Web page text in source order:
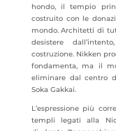
hondo, il tempio
costruito con le
mondo. Architetti di
desistere
costruzione. Nikken
fondamenta, ma il
eliminare dal centro
Soka Gakkai.
L’espressione più
templi legati alla